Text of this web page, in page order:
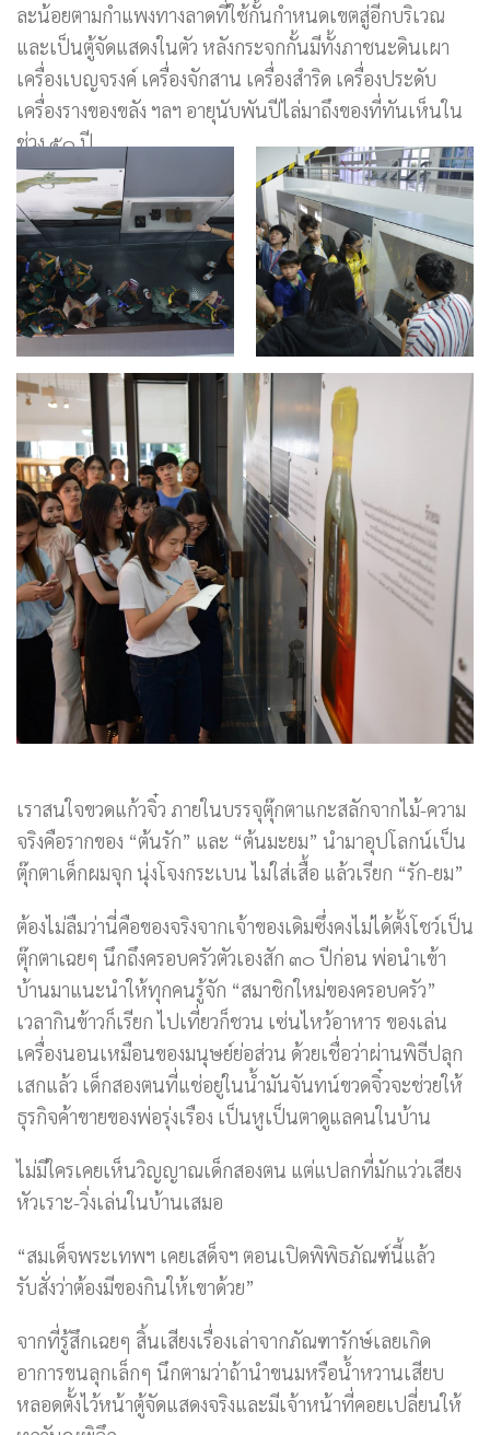
ละน้อยตามกำแพงทางลาดที่ใช้กั้นกำหนดเขตสู่อีกบริเวณ
และเป็นตู้จัดแสดงในตัว หลังกระจกกั้นมีทั้งภาชนะดินเผา
เครื่องเบญจรงค์ เครื่องจักสาน เครื่องสำริด เครื่องประดับ
เครื่องรางของขลัง ฯลฯ อายุนับพันปีไล่มาถึงของที่ทันเห็นใน
ช่วง ๕๐ ปี
เราสนใจขวดแก้วจิ๋ว ภายในบรรจุตุ๊กตาแกะสลักจากไม้-ความ
จริงคือรากของ “ต้นรัก” และ “ต้นมะยม” นำมาอุปโลกน์เป็น
ตุ๊กตาเด็กผมจุก นุ่งโจงกระเบน ไม่ใส่เสื้อ แล้วเรียก “รัก-ยม”
ต้องไม่ลืมว่านี่คือของจริงจากเจ้าของเดิมซึ่งคงไม่ได้ตั้งโชว์เป็น
ตุ๊กตาเฉยๆ นึกถึงครอบครัวตัวเองสัก ๓๐ ปีก่อน พ่อนำเข้า
บ้านมาแนะนำให้ทุกคนรู้จัก “สมาชิกใหม่ของครอบครัว”
เวลากินข้าวก็เรียก ไปเที่ยวก็ชวน เซ่นไหว้อาหาร ของเล่น
เครื่องนอนเหมือนของมนุษย์ย่อส่วน ด้วยเชื่อว่าผ่านพิธีปลุก
เสกแล้ว เด็กสองตนที่แช่อยู่ในน้ำมันจันทน์ขวดจิ๋วจะช่วยให้
ธุรกิจค้าขายของพ่อรุ่งเรือง เป็นหูเป็นตาดูแลคนในบ้าน
ไม่มีใครเคยเห็นวิญญาณเด็กสองตน แต่แปลกที่มักแว่วเสียง
หัวเราะ-วิ่งเล่นในบ้านเสมอ
“สมเด็จพระเทพฯ เคยเสด็จฯ ตอนเปิดพิพิธภัณฑ์นี้แล้ว
รับสั่งว่าต้องมีของกินให้เขาด้วย”
จากที่รู้สึกเฉยๆ สิ้นเสียงเรื่องเล่าจากภัณฑารักษ์เลยเกิด
อาการขนลุกเล็กๆ นึกตามว่าถ้านำขนมหรือน้ำหวานเสียบ
หลอดตั้งไว้หน้าตู้จัดแสดงจริงและมีเจ้าหน้าที่คอยเปลี่ยนให้